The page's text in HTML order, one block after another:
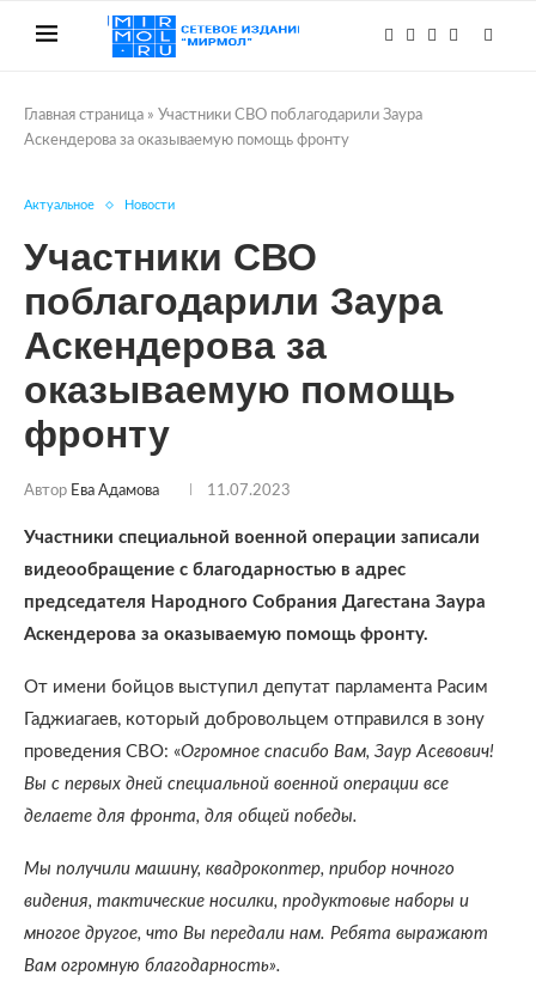
Главная страница » Участники СВО поблагодарили Заура
Аскендерова за оказываемую помощь фронту
Актуальное Новости
Участники СВО
поблагодарили Заура
Аскендерова за
оказываемую помощь
фронту
Автор Ева Адамова 11.07.2023
Участники специальной военной операции записали
видеообращение с благодарностью в адрес
председателя Народного Собрания Дагестана Заура
Аскендерова за оказываемую помощь фронту.
От имени бойцов выступил депутат парламента Расим
Гаджиагаев, который добровольцем отправился в зону
проведения СВО: «Огромное спасибо Вам, Заур Асевович!
Вы с первых дней специальной военной операции все
делаете для фронта, для общей победы.
Мы получили машину, квадрокоптер, прибор ночного
видения, тактические носилки, продуктовые наборы и
многое другое, что Вы передали нам. Ребята выражают
Вам огромную благодарность».